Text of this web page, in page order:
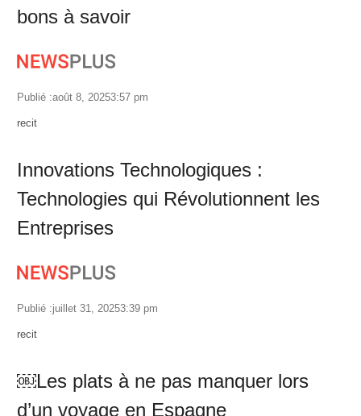
bons à savoir
Publié :août 8, 20253:57 pm
Author
recit
Innovations Technologiques :
Technologies qui Révolutionnent les
Entreprises
Publié :juillet 31, 20253:39 pm
Author
recit
￼Les plats à ne pas manquer lors
d’un voyage en Espagne